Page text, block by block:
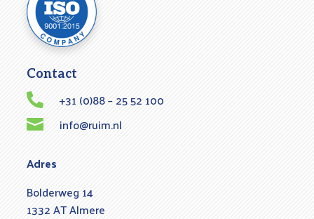
Contact
 +31 (0)88 – 25 52 100

info@ruim.nl
Adres
Bolderweg 14
1332 AT Almere